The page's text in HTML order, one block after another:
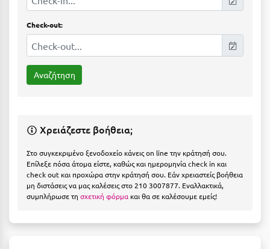
Ηλεία
Ηράκλειο
Ιεράπετρα
Check-out:
Χρειάζεστε βοήθεια;
Στο συγκεκριμένο ξενοδοχείο κάνεις on line την κράτησή σου.
Επίλεξε πόσα άτομα είστε, καθώς και ημερομηνία check in και
check out και προχώρα στην κράτησή σου. Εάν χρειαστείς βοήθεια
μη διστάσεις να μας καλέσεις στο 210 3007877. Εναλλακτικά,
συμπλήρωσε τη σχετική φόρμα και θα σε καλέσουμε εμείς!